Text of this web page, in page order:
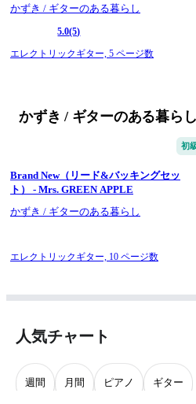
かずき / ギターのある暮らし
5.0(5)
エレクトリックギター, 5 ページ数
かずき / ギターのある暮ら
初
Brand New（リード&バッキングセッ
ト） - Mrs. GREEN APPLE
かずき / ギターのある暮らし
エレクトリックギター, 10 ページ数
人気チャート
週間 月間 ピアノ ギター